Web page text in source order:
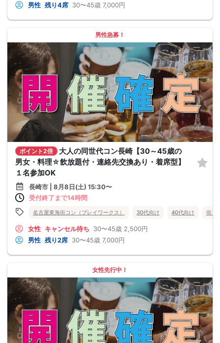
男性 残り4席 30〜45歳 7,000円
男性急募！
ポイント2倍
大人の同世代コン長崎【30～45歳の
男女・料理☆飲放題付・連絡先交換あり・着席型】
１名参加OK
長崎市 | 8月8日(土) 15:30〜
受付終了まで14時間
名古屋東海街コン（プレイワークス） 30代向け 40代向け 街コ
女性 キャンセル待ち 30〜45歳 2,500円
男性 残り2席 30〜45歳 7,000円
女性先行中！